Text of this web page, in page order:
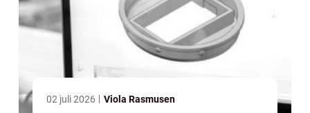
02 juli 2026 Viola Rasmusen